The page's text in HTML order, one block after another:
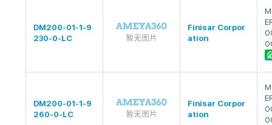
DM200-01-1-9
230-0-LC
Finisar Corpor
ation
DM200-01-1-9
260-0-LC
Finisar Corpor
ation